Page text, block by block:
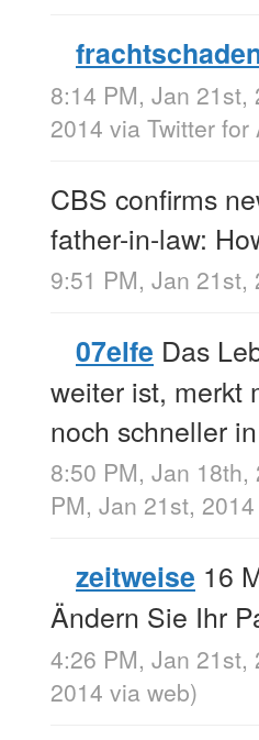
8:14 PM, Jan 21st,
2014 via Twitter for
CBS confirms
father-in-law:
9:51 PM, Jan 21st,
07elfe Das
weiter ist, merkt
noch schneller
8:50 PM, Jan 18th,
PM, Jan 21st, 2014
zeitweise 16
Ändern Sie Ihr
4:26 PM, Jan 21st,
2014 via web)